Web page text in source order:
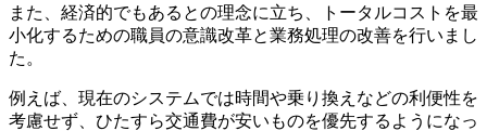
また、経済的でもあるとの理念に立ち、トータルコストを最
小化するための職員の意識改革と業務処理の改善を行いまし
た。
例えば、現在のシステムでは時間や乗り換えなどの利便性を
考慮せず、ひたすら交通費が安いものを優先するようになっ